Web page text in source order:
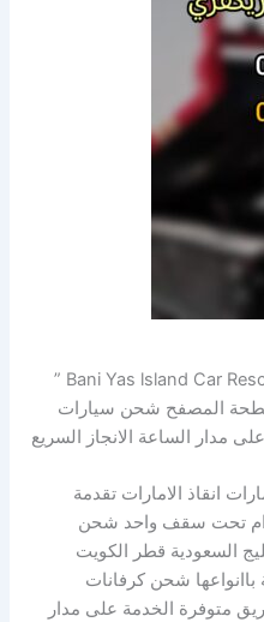
“انقاذ سيارات جزيرة بني ياس Bani Yas lsland Car Rescue ”
المصفح شحن سيارات
مدار الساعة الانجاز السريع
انقاذ الامارات تقدمة
تحت سقف واحد شحن
السعودية قطر الكويت
شحن كرفانات
متوفرة الخدمة على مدار